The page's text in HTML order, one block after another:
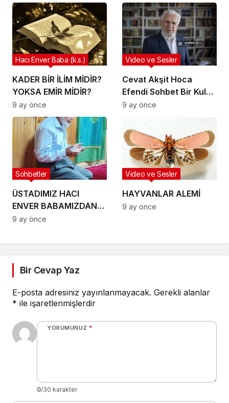
KADER BİR İLİM MİDİR?
YOKSA EMİR MİDİR?
Hacı Enver Baba (k.s.)
9 ay önce
Cevat Akşit Hoca
Efendi Sohbet Bir Kul
yaşı 40 olunca Allah
Video ve Sesler
9 ay önce
ÜSTADIMIZ HACI
ENVER BABAMIZDAN
NASİHATLER
Sohbetler
9 ay önce
HAYVANLAR ALEMİ
Video ve Sesler
9 ay önce
Bir Cevap Yaz
E-posta adresiniz yayınlanmayacak. Gerekli alanlar
* ile işaretlenmişlerdir
YORUMUNUZ *
0/30 karakter